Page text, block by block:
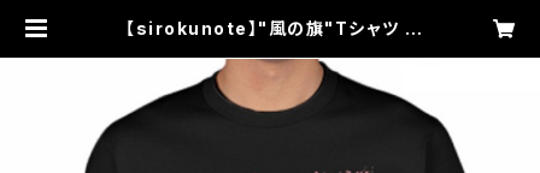
【sirokunote】"風の旗"Tシャツ |